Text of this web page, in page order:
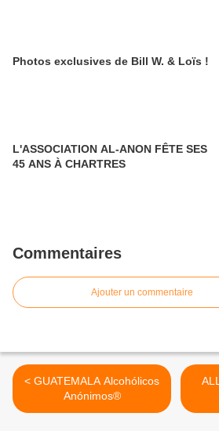
Photos exclusives de Bill W. & Loïs !
L'ASSOCIATION AL-ANON FÊTE SES
45 ANS À CHARTRES
Commentaires
Ajouter un commentaire
< GUATEMALA Alcohólicos
Anónimos®